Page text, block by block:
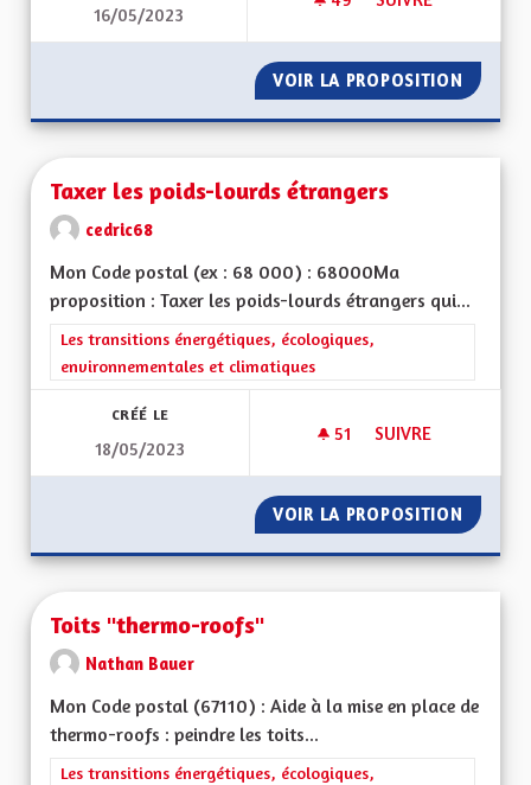
16/05/2023
VOIR LA PROPOSITION TAXE
Taxer les poids-lourds étrangers
cedric68
Mon Code postal (ex : 68 000) : 68000Ma
proposition : Taxer les poids-lourds étrangers qui...
Filtrer les résultats de la catégorie : Les transitions
Les transitions énergétiques, écologiques,
environnementales et climatiques
CRÉÉ LE
18/05/2023
51 51 ABONNÉS
SUIVRE
VOIR LA PROPOSITION TAXER
Toits "thermo-roofs"
Nathan Bauer
Mon Code postal (67110) : Aide à la mise en place de
thermo-roofs : peindre les toits...
Filtrer les résultats de la catégorie : Les transitions
Les transitions énergétiques, écologiques,